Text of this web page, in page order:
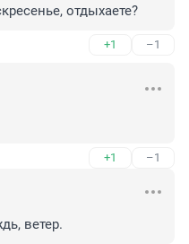
отдыхаете?
+1 –1
+1 –1
ветер.